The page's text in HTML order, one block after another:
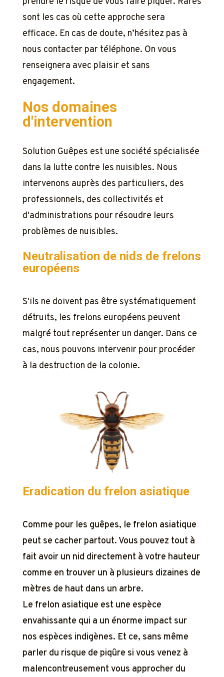
sont les cas où cette approche sera
efficace. En cas de doute, n’hésitez pas à
nous contacter par téléphone. On vous
renseignera avec plaisir et sans
engagement.
Nos domaines
d'intervention
Solution Guêpes est une société spécialisée
dans la lutte contre les nuisibles. Nous
intervenons auprès des particuliers, des
professionnels, des collectivités et
d'administrations pour résoudre leurs
problèmes de nuisibles.
Neutralisation de nids de frelons
européens
S'ils ne doivent pas être systématiquement
détruits, les frelons européens peuvent
malgré tout représenter un danger. Dans ce
cas, nous pouvons intervenir pour procéder
à la destruction de la colonie.
Eradication du frelon asiatique
Comme pour les guêpes, le frelon asiatique
peut se cacher partout. Vous pouvez tout à
fait avoir un nid directement à votre hauteur
comme en trouver un à plusieurs dizaines de
mètres de haut dans un arbre.
Le frelon asiatique est une espèce
envahissante qui a un énorme impact sur
nos espèces indigènes. Et ce, sans même
parler du risque de piqûre si vous venez à
malencontreusement vous approcher du